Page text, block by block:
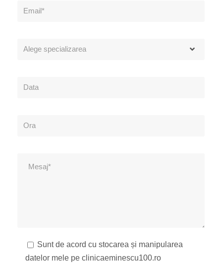
Sunt de acord cu stocarea și manipularea
datelor mele pe clinicaeminescu100.ro